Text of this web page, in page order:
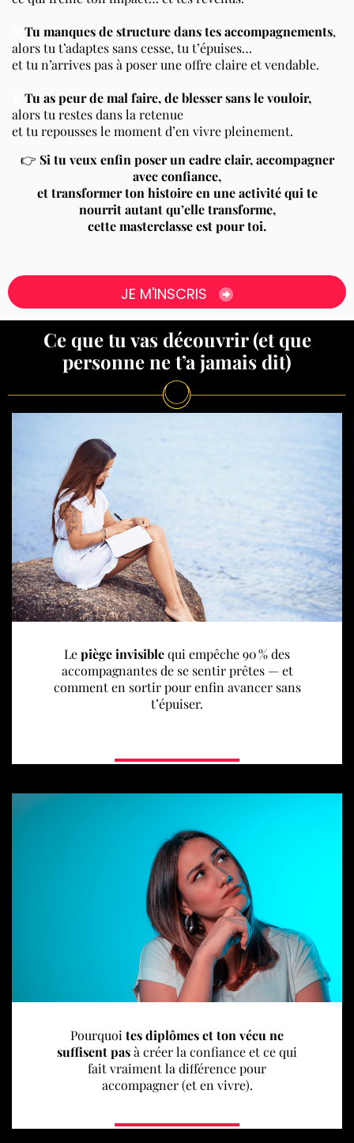
Tu manques de structure dans tes accompagnements,
alors tu t’adaptes sans cesse, tu t’épuises…
et tu n’arrives pas à poser une offre claire et vendable.
Tu as peur de mal faire, de blesser sans le vouloir,
alors tu restes dans la retenue
et tu repousses le moment d’en vivre pleinement.
👉 Si tu veux enfin poser un cadre clair, accompagner
avec confiance,
et transformer ton histoire en une activité qui te
nourrit autant qu’elle transforme,
cette masterclasse est pour toi.
JE M'INSCRIS
Ce que tu vas découvrir (et que
personne ne t’a jamais dit)
Lepiège invisiblequi empêche 90 % des
accompagnantes de se sentir prêtes — et
comment en sortir pour enfin avancer sans
t’épuiser.
Pourquoi tes diplômes et ton vécu ne
suffisent pasà créer la confiance et ce qui
fait vraiment la différence pour
accompagner (et en vivre).